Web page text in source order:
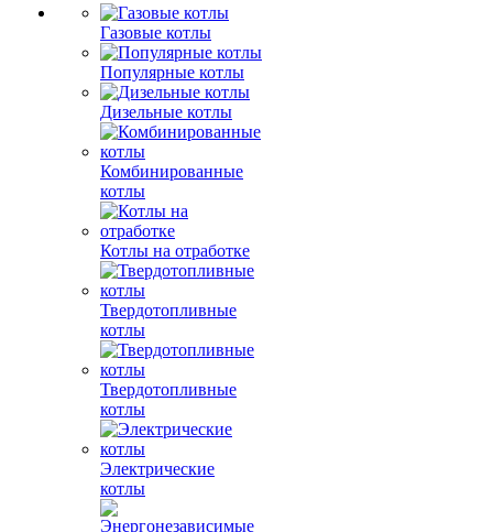
Газовые котлы
Популярные котлы
Дизельные котлы
Комбинированные
котлы
Котлы на отработке
Твердотопливные
котлы
Твердотопливные
котлы
Электрические
котлы